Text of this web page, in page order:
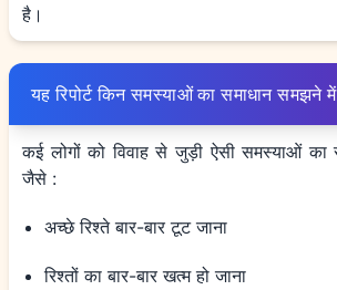
है।
यह रिपोर्ट किन समस्याओं का समाधान समझने
कई लोगों को विवाह से जुड़ी ऐसी समस्याओं का
जैसे :
अच्छे रिश्ते बार-बार टूट जाना
रिश्तों का बार-बार खत्म हो जाना